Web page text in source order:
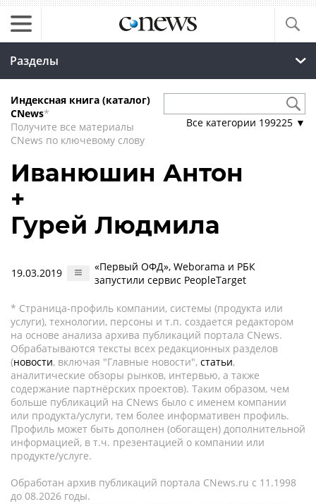
Разделы
Индексная книга (каталог)
CNews*
Получите все материалы
CNews по ключевому слову
Все категории 199225 ▼
Иванюшин Антон
+
Гурей Людмила
19.03.2019
«Первый ОФД», Weborama и РБК
запустили сервис PeopleTarget
* Страница-профиль компании, системы (продукта или
услуги), технологии, персоны и т.п. создается редактором
на основе анализа архива публикаций портала CNews.
Обрабатываются тексты всех редакционных разделов
(новости, включая "Главные новости", статьи,
аналитические обзоры рынков, интервью, а также
содержание партнёрских проектов). Таким образом, чем
больше публикаций на CNews было с именем компании
или продукта/услуги, тем более информативен профиль.
Профиль может быть дополнен (обогащен) дополнительной
информацией, в т.ч. презентацией о компании или
продукте/услуге.
Обработан архив публикаций портала CNews.ru c 11.1998
до 08.2026 годы.